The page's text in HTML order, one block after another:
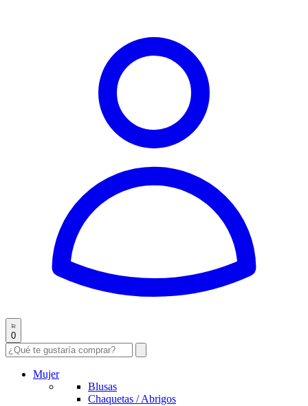
0
Mujer
Blusas
Chaquetas / Abrigos